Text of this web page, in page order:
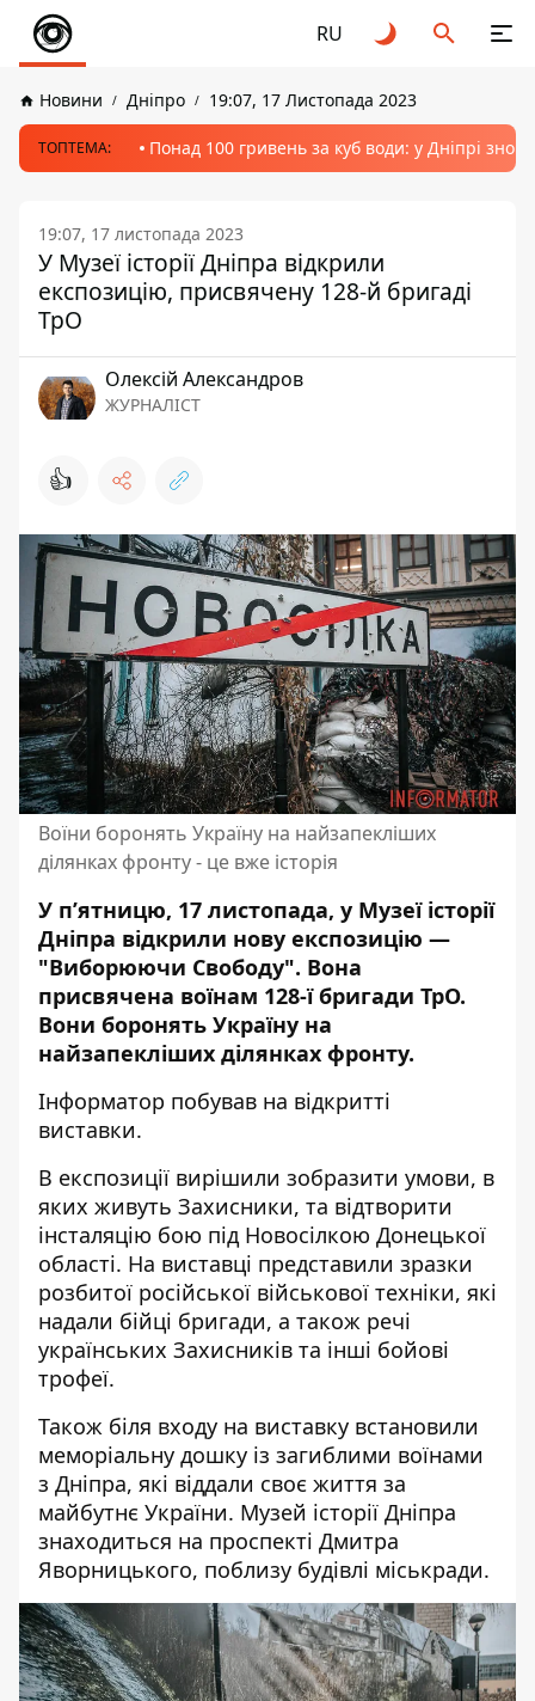
RU
Новини Дніпро 19:07, 17 Листопада 2023
ТОПТЕМА: Понад 100 гривень за куб води: у Дніпрі
19:07, 17 листопада 2023
У Музеї історії Дніпра відкрили
експозицію, присвячену 128-й бригаді
ТрО
Олексій Александров
ЖУРНАЛІСТ
👍
Воїни боронять Україну на найзапекліших
ділянках фронту - це вже історія
У п’ятницю, 17 листопада, у Музеї історії
Дніпра відкрили нову експозицію —
"Виборюючи Свободу". Вона
присвячена воїнам 128-ї бригади ТрО.
Вони боронять Україну на
найзапекліших ділянках фронту.
Інформатор побував на відкритті
виставки.
В експозиції вирішили зобразити умови, в
яких живуть Захисники, та відтворити
інсталяцію бою під Новосілкою Донецької
області. На виставці представили зразки
розбитої російської військової техніки, які
надали бійці бригади, а також речі
українських Захисників та інші бойові
трофеї.
Також біля входу на виставку встановили
меморіальну дошку із загиблими воїнами
з Дніпра, які віддали своє життя за
майбутнє України. Музей історії Дніпра
знаходиться на проспекті Дмитра
Яворницького, поблизу будівлі міськради.